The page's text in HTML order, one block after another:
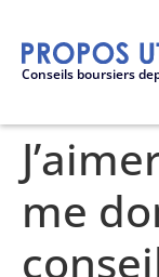
Conseils boursiers
me